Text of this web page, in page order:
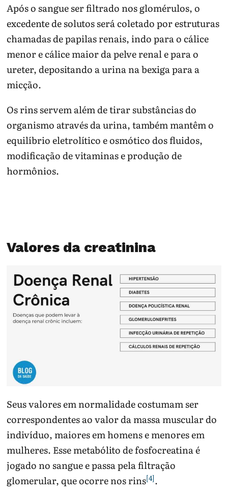
Após o sangue ser filtrado nos glomérulos, o
excedente de solutos será coletado por estruturas
chamadas de papilas renais, indo para o cálice
menor e cálice maior da pelve renal e para o
ureter, depositando a urina na bexiga para a
micção.
Os rins servem além de tirar substâncias do
organismo através da urina, também mantêm o
equilíbrio eletrolítico e osmótico dos fluidos,
modificação de vitaminas e produção de
hormônios.
Valores da creatinina
Seus valores em normalidade costumam ser
correspondentes ao valor da massa muscular do
indivíduo, maiores em homens e menores em
mulheres. Esse metabólito de fosfocreatina é
jogado no sangue e passa pela filtração
glomerular, que ocorre nos rins[4].